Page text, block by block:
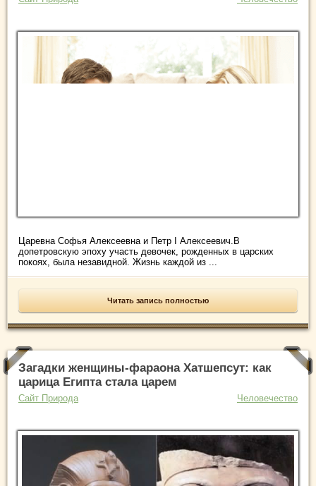
Царевна Софья Алексеевна и Петр I Алексеевич.В
допетровскую эпоху участь девочек, рожденных в царских
покоях, была незавидной. Жизнь каждой из ...
Читать запись полностью
Загадки женщины-фараона Хатшепсут: как
царица Египта стала царем
Сайт Природа Человечество